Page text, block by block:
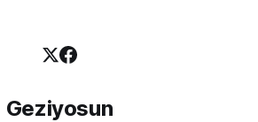
Geziyosun